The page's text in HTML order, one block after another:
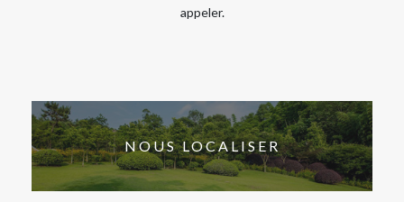
appeler.
NOUS LOCALISER